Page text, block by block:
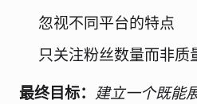
忽视不同平台的特点
只关注粉丝数量而非质
最终目标： 建立一个既能